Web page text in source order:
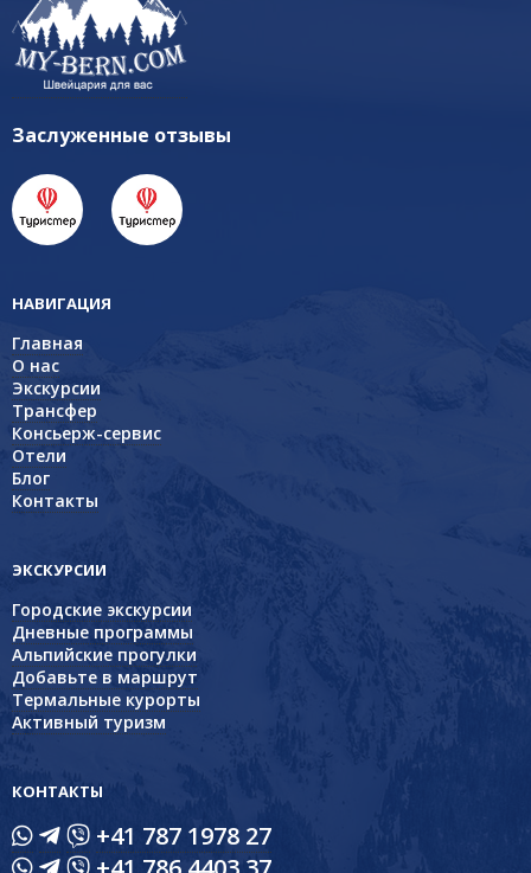
Заслуженные отзывы
НАВИГАЦИЯ
Главная
О нас
Экскурсии
Трансфер
Консьерж-сервис
Отели
Блог
Контакты
ЭКСКУРСИИ
Городские экскурсии
Дневные программы
Альпийские прогулки
Добавьте в маршрут
Термальные курорты
Активный туризм
КОНТАКТЫ
+41 787 1978 27